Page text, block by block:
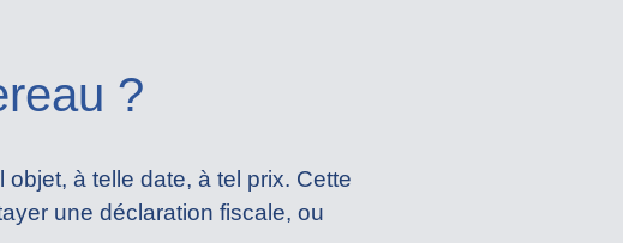
?
à telle date, à tel prix. Cette
une déclaration fiscale, ou